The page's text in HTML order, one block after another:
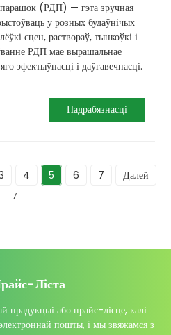
(РДП) — гэта зручная
у розных будаўнічых
сцен, раствораў, тынкоўкі і
РДП мае вырашальнае
эфектыўнасці і даўгавечнасці.
Падрабязнасці
4 5 6 7 Далей
7
Ліста
прадукцыі або прайс-лісце, калі
пошты, і мы звяжамся з